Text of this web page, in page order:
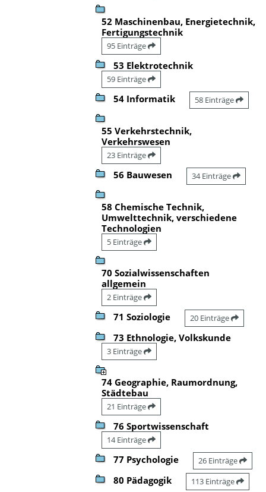
52 Maschinenbau, Energietechnik,
Fertigungstechnik
95 Einträge
53 Elektrotechnik
59 Einträge
54 Informatik 58 Einträge
55 Verkehrstechnik,
Verkehrswesen
23 Einträge
56 Bauwesen 34 Einträge
58 Chemische Technik,
Umwelttechnik, verschiedene
Technologien
5 Einträge
70 Sozialwissenschaften
allgemein
2 Einträge
71 Soziologie 20 Einträge
73 Ethnologie, Volkskunde
3 Einträge
74 Geographie, Raumordnung,
Städtebau
21 Einträge
76 Sportwissenschaft
14 Einträge
77 Psychologie 26 Einträge
80 Pädagogik 113 Einträge